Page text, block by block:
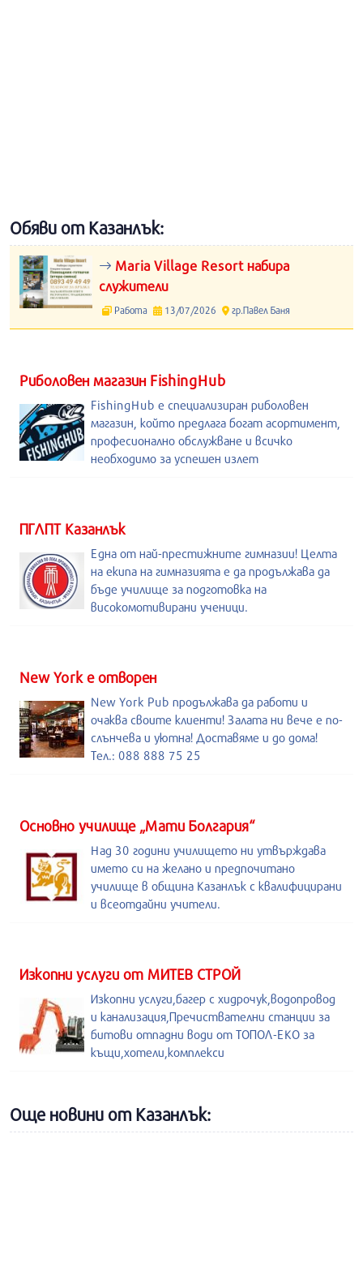
Обяви от Казанлък:
Maria Village Resort набира
служители
Работа 13/07/2026 гр.Павел Баня
Риболовен магазин FishingHub
FishingHub е специализиран риболовен
магазин, който предлага богат асортимент,
професионално обслужване и всичко
необходимо за успешен излет
ПГЛПТ Казанлък
Една от най-престижните гимназии! Целта
на екипа на гимназията е да продължава да
бъде училище за подготовка на
високомотивирани ученици.
New York е отворен
New York Pub продължава да работи и
очаква своите клиенти! Залата ни вече е по-
слънчева и уютна! Доставяме и до дома!
Тел.: 088 888 75 25
Основно училище „Мати Болгария“
Над 30 години училището ни утвърждава
името си на желано и предпочитано
училище в община Казанлък с квалифицирани
и всеотдайни учители.
Изкопни услуги от МИТЕВ СТРОЙ
Изкопни услуги,багер с хидрочук,водопровод
и канализация,Пречиствателни станции за
битови отпадни води от ТОПОЛ-ЕКО за
къщи,хотели,комплекси
Още новини от Казанлък: